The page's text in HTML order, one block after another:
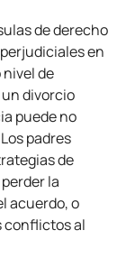
de derecho
en
de
divorcio
puede no
padres
de
la
acuerdo, o
conflictos al